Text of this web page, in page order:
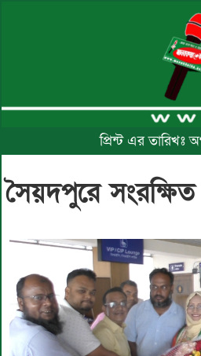
প্রিন্ট এর
সৈয়দপুরে